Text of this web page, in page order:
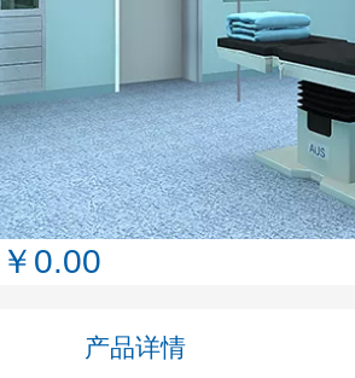
手术室气体系统
￥0.00
产品详情